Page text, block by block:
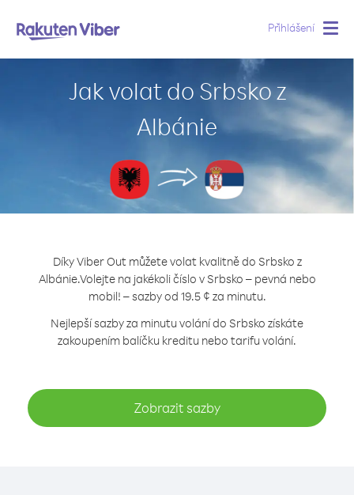
Přihlášení
Jak volat do Srbsko z
Albánie
Díky Viber Out můžete volat kvalitně do Srbsko z
Albánie.Volejte na jakékoli číslo v Srbsko – pevná nebo
mobil! – sazby od 19.5 ¢ za minutu.
Nejlepší sazby za minutu volání do Srbsko získáte
zakoupením balíčku kreditu nebo tarifu volání.
Zobrazit sazby